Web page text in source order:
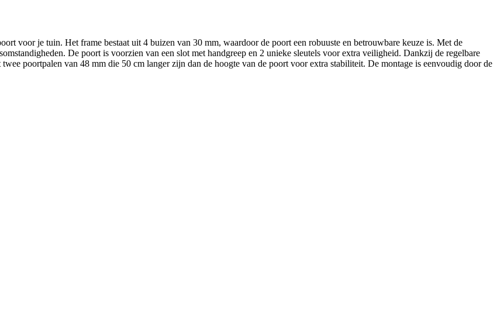
voor je tuin. Het frame bestaat uit 4 buizen van 30 mm, waardoor de poort een robuuste en betrouwbare keuze is. Met de
De poort is voorzien van een slot met handgreep en 2 unieke sleutels voor extra veiligheid. Dankzij de regelbare
poortpalen van 48 mm die 50 cm langer zijn dan de hoogte van de poort voor extra stabiliteit. De montage is eenvoudig door de